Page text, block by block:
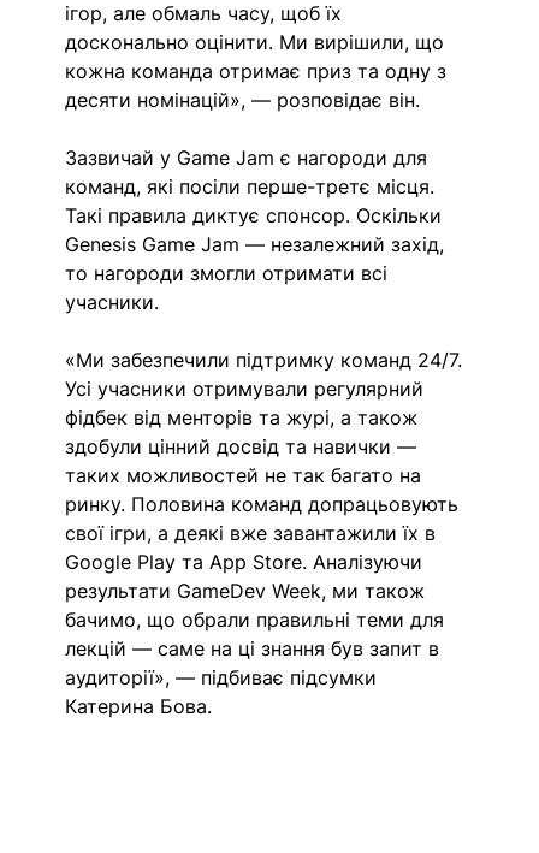
ігор, але обмаль часу, щоб їх
досконально оцінити. Ми вирішили, що
кожна команда отримає приз та одну з
десяти номінацій», — розповідає він.
Зазвичай у Game Jam є нагороди для
команд, які посіли перше-третє місця.
Такі правила диктує спонсор. Оскільки
Genesis Game Jam — незалежний захід,
то нагороди змогли отримати всі
учасники.
«Ми забезпечили підтримку команд 24/7.
Усі учасники отримували регулярний
фідбек від менторів та журі, а також
здобули цінний досвід та навички —
таких можливостей не так багато на
ринку. Половина команд допрацьовують
свої ігри, а деякі вже завантажили їх в
Google Play та App Store. Аналізуючи
результати GameDev Week, ми також
бачимо, що обрали правильні теми для
лекцій — саме на ці знання був запит в
аудиторії», — підбиває підсумки
Катерина Бова.